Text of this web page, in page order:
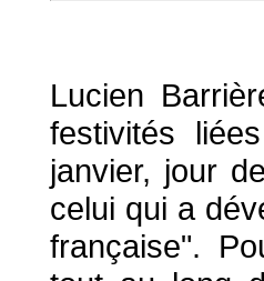
Lucien
festivités
janvier, jour
celui qui a
française".